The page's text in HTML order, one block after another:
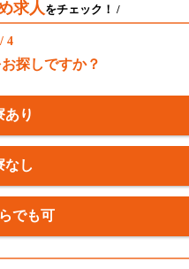
求人をチェック！ /
4
探しですか？
あり
なし
でも可